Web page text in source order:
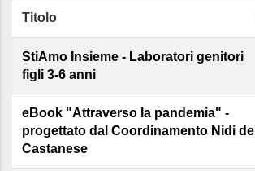
Titolo
StiAmo Insieme - Laboratori genitori
figli 3-6 anni
eBook "Attraverso la pandemia" -
progettato dal Coordinamento Nidi del
Castanese